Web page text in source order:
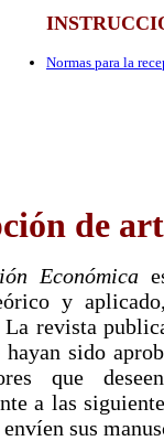
Normas para la
de
Económica
y
La revista
hayan sido
que
a las
sus